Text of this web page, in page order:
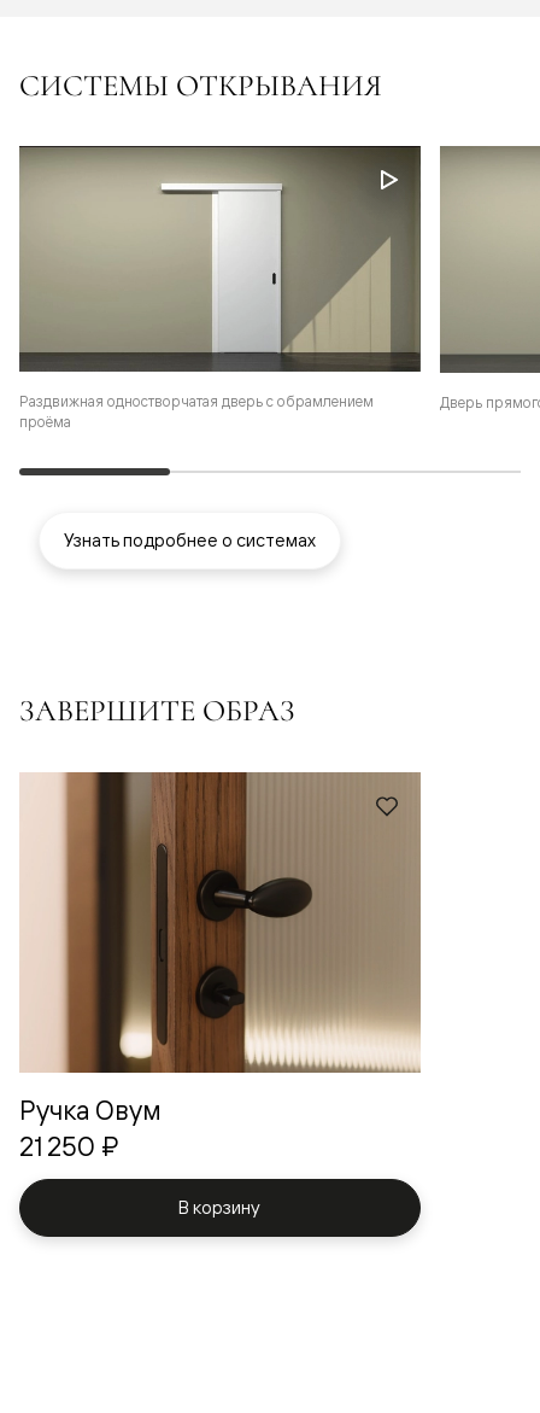
СИСТЕМЫ ОТКРЫВАНИЯ
Раздвижная одностворчатая дверь с обрамлением
проёма
Дверь
Узнать подробнее о системах
ЗАВЕРШИТЕ ОБРАЗ
Ручка Овум
21 250 ₽
В корзину